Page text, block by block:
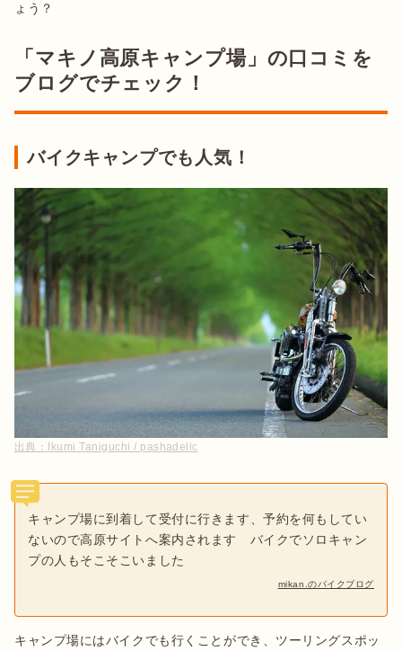
ょう？
「マキノ高原キャンプ場」の口コミを
ブログでチェック！
バイクキャンプでも人気！
出典： Ikumi Taniguchi / pashadelic
キャンプ場に到着して受付に行きます、予約を何もしてい
ないので高原サイトへ案内されます　バイクでソロキャン
プの人もそこそこいました
mikan.のバイクブログ
キャンプ場にはバイクでも行くことができ、ツーリングスポッ